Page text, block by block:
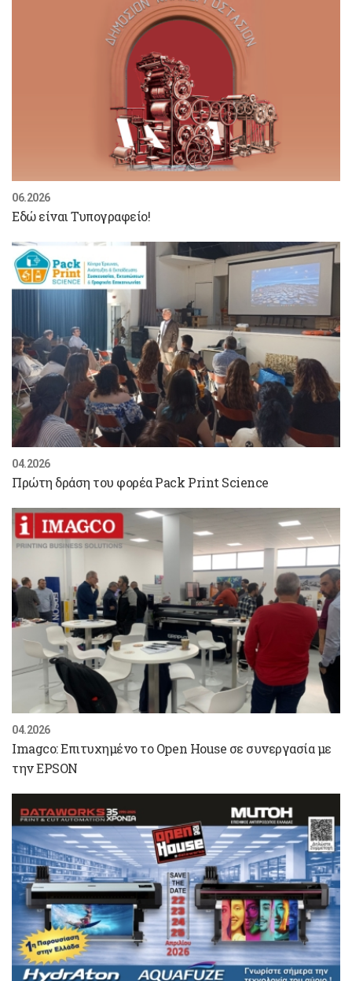
06.2026
Εδώ είναι Τυπογραφείο!
04.2026
Πρώτη δράση του φορέα Pack Print Science
04.2026
Imagco: Επιτυχημένο το Open House σε συνεργασία με
την EPSON